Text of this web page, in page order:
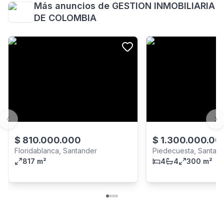
Más anuncios de GESTION INMOBILIARIA
DE COLOMBIA
$ 810.000.000
Floridablanca, Santander
817 m²
$
Piedecuesta,
4
4 300 m²
Previous slide